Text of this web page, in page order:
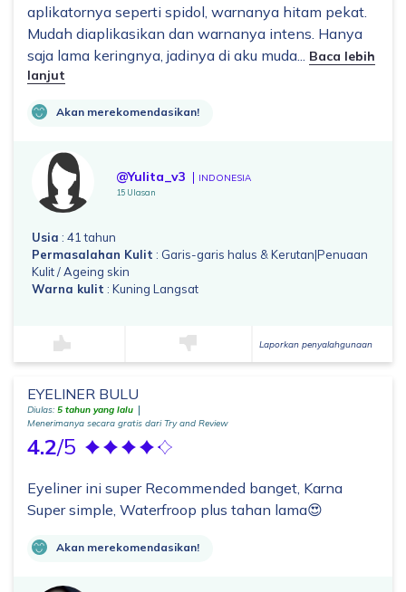
aplikatornya seperti spidol, warnanya hitam pekat.
Mudah diaplikasikan dan warnanya intens. Hanya
saja lama keringnya, jadinya di aku muda... Baca lebih
lanjut
Akan merekomendasikan!
@Yulita_v3 INDONESIA
15 Ulasan
Usia : 41 tahun
Permasalahan Kulit : Garis-garis halus & Kerutan|Penuaan
Kulit / Ageing skin
Warna kulit : Kuning Langsat
Laporkan penyalahgunaan
EYELINER BULU
Diulas: 5 tahun yang lalu
Menerimanya secara gratis dari Try and Review
4.2/5
Eyeliner ini super Recommended banget, Karna
Super simple, Waterfroop plus tahan lama😍
Akan merekomendasikan!